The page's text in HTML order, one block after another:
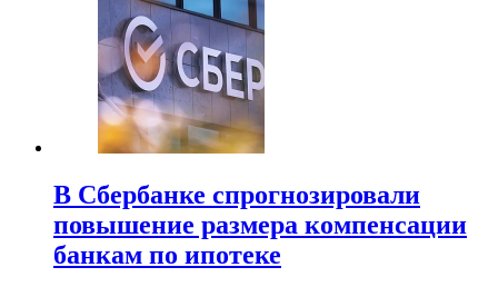
В Сбербанке спрогнозировали
повышение размера компенсации
банкам по ипотеке